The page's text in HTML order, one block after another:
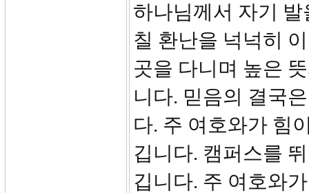
하나님께서 자기
칠 환난을 넉넉히
곳을 다니며 높은
니다. 믿음의 결국
다. 주 여호와가 힘
깁니다. 캠퍼스를
깁니다. 주 여호와